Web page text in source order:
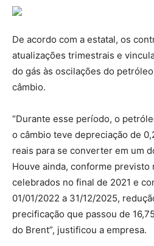
De acordo com a estatal, os
atualizações trimestrais e
do gás às oscilações do
câmbio.
“Durante esse período, o
o câmbio teve depreciação de
reais para se converter em um
Houve ainda, conforme previsto
celebrados no final de 2021 e
01/01/2022 a 31/12/2025,
precificação que passou de
do Brent”, justificou a empresa.